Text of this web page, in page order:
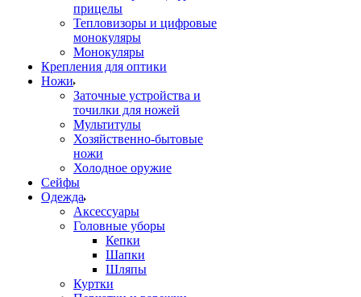
прицелы
Тепловизоры и цифровые
монокуляры
Монокуляры
Крепления для оптики
Ножи
Заточные устройства и
точилки для ножей
Мультитулы
Хозяйственно-бытовые
ножи
Холодное оружие
Сейфы
Одежда
Аксессуары
Головные уборы
Кепки
Шапки
Шляпы
Куртки